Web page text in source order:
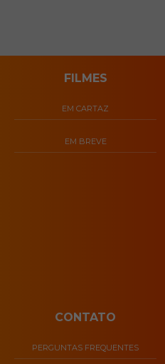
FILMES
EM CARTAZ
EM BREVE
CONTATO
PERGUNTAS FREQUENTES